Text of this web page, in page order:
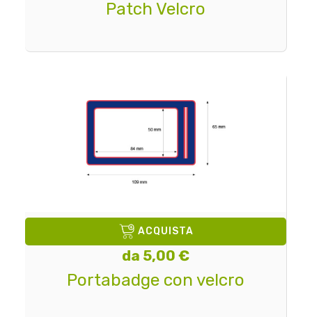
Patch Velcro
ACQUISTA
da 5,00 €
Portabadge con velcro